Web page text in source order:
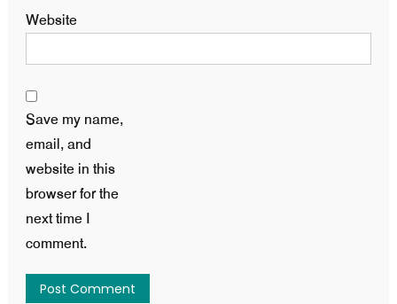
Website
Save my name,
email, and
website in this
browser for the
next time I
comment.